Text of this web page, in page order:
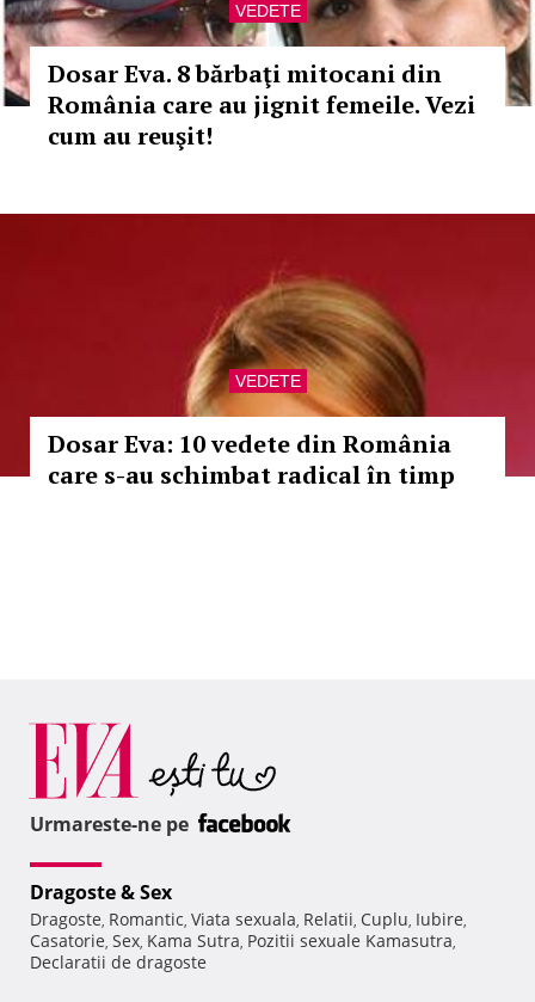
VEDETE
Dosar Eva. 8 bărbaţi mitocani din
România care au jignit femeile. Vezi
cum au reuşit!
VEDETE
Dosar Eva: 10 vedete din România
care s-au schimbat radical în timp
Urmareste-ne pe
Dragoste & Sex
Dragoste, Romantic, Viata sexuala, Relatii, Cuplu, Iubire,
Casatorie, Sex, Kama Sutra, Pozitii sexuale Kamasutra,
Declaratii de dragoste